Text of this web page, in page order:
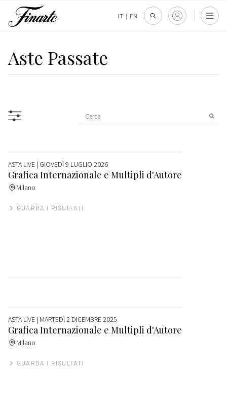
IT | EN
Aste Passate
ASTA LIVE | GIOVEDÌ 9 LUGLIO 2026
Grafica Internazionale e Multipli d'Autore
Milano
GUARDA I RISULTATI
ASTA LIVE | MARTEDÌ 2 DICEMBRE 2025
Grafica Internazionale e Multipli d'Autore
Milano
GUARDA I RISULTATI